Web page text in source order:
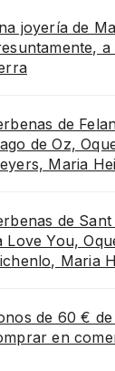
joyería de
de
de Oz,
Maria
de
Love You,
Maria
de 60 €
en